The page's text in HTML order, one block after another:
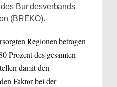
Bundesverbands
(BREKO).
Regionen betragen
Prozent des gesamten
damit den
Faktor bei der